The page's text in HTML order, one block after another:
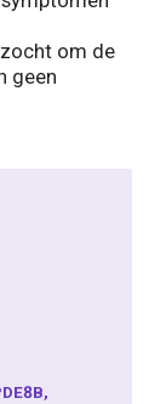
om de
geen